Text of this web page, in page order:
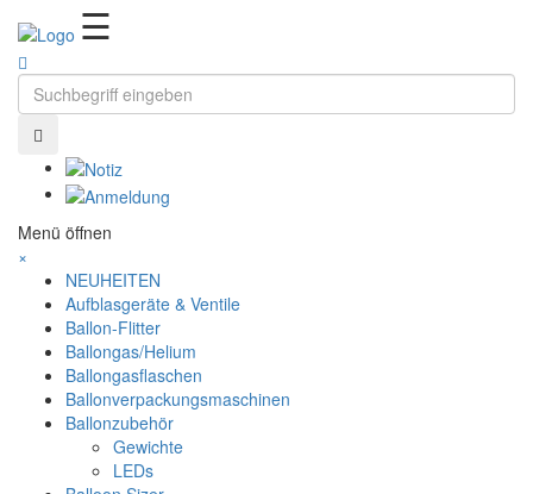
Ballonzauber
☰
Menü öffnen
×
NEUHEITEN
Aufblasgeräte & Ventile
Ballon-Flitter
Ballongas/Helium
Ballongasflaschen
Ballonverpackungsmaschinen
Ballonzubehör
Gewichte
LEDs